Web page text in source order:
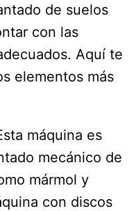
de suelos
con las
Aquí te
elementos más
máquina es
mecánico de
mármol y
con discos